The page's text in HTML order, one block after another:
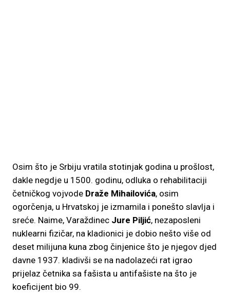
Osim što je Srbiju vratila stotinjak godina u prošlost,
dakle negdje u 1500. godinu, odluka o rehabilitaciji
četničkog vojvode Draže Mihailovića, osim
ogorčenja, u Hrvatskoj je izmamila i ponešto slavlja i
sreće. Naime, Varaždinec Jure Piljić, nezaposleni
nuklearni fizičar, na kladionici je dobio nešto više od
deset milijuna kuna zbog činjenice što je njegov djed
davne 1937. kladivši se na nadolazeći rat igrao
prijelaz četnika sa fašista u antifašiste na što je
koeficijent bio 99.